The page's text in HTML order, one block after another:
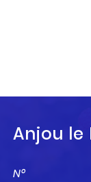
Anjou le
N°